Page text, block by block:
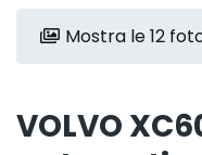
Mostra le 12
VOLVO